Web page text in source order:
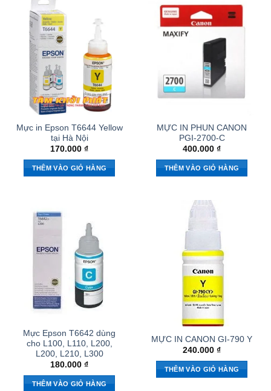
Mực in Epson T6644 Yellow
tại Hà Nội
170.000 ₫
THÊM VÀO GIỎ HÀNG
MỰC IN PHUN CANON
PGI-2700-C
400.000 ₫
THÊM VÀO GIỎ HÀNG
Mực Epson T6642 dùng
cho L100, L110, L200,
L200, L210, L300
180.000 ₫
THÊM VÀO GIỎ HÀNG
MỰC IN CANON GI-790 Y
240.000 ₫
THÊM VÀO GIỎ HÀNG